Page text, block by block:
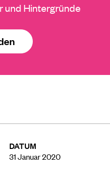
DATUM
31 Januar 2020
und Hintergründe